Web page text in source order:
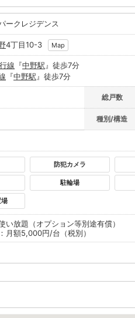
ークレジデンス
4丁目10-3 Map
線 『中野駅 』徒歩7分
『中野駅 』徒歩7分
総戸数
種別/構造
防犯カメラ
駐輪場
い放題（オプション等別途有償）
月額5,000円/台（税別）